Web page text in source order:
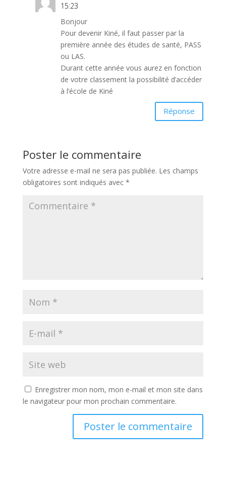
15:23
Bonjour
Pour devenir Kiné, il faut passer par la
première année des études de santé, PASS
ou LAS.
Durant cette année vous aurez en fonction
de votre classement la possibilité d’accéder
à l’école de Kiné
Réponse
Poster le commentaire
Votre adresse e-mail ne sera pas publiée. Les champs
obligatoires sont indiqués avec *
Enregistrer mon nom, mon e-mail et mon site dans
le navigateur pour mon prochain commentaire.